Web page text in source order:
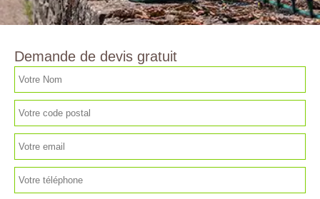
Demande de devis gratuit